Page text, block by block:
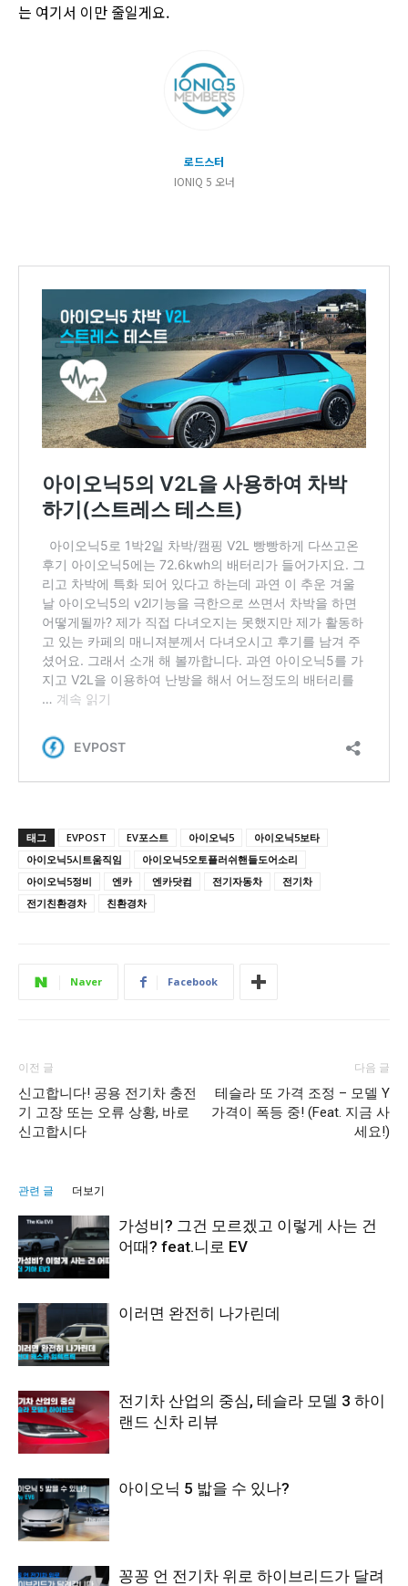
는 여기서 이만 줄일게요.
로드스터
IONIQ 5 오너
태그 EVPOST EV포스트 아이오닉5
아이오닉5보타
아이오닉5시트움직임
아이오닉5오토플러쉬핸들도어소리
아이오닉5정비
엔카 엔카닷컴 전기자동차
전기차
전기친환경차
친환경차
Naver Facebook
이전 글
신고합니다! 공용 전기차 충전
기 고장 또는 오류 상황, 바로
신고합시다
다음 글
테슬라 또 가격 조정 – 모델 Y
가격이 폭등 중! (Feat. 지금 사
세요!)
관련 글 더보기
가성비? 그건 모르겠고 이렇게 사는 건
어때? feat.니로 EV
이러면 완전히 나가린데
전기차 산업의 중심, 테슬라 모델 3 하이
랜드 신차 리뷰
아이오닉 5 밟을 수 있나?
꽁꽁 언 전기차 위로 하이브리드가 달려